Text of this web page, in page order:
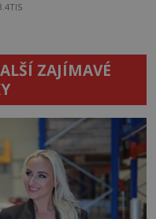
ZAJÍMAVÉ